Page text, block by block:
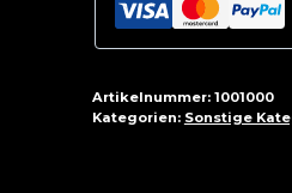
Artikelnummer: 1001000
Kategorien: Sonstige